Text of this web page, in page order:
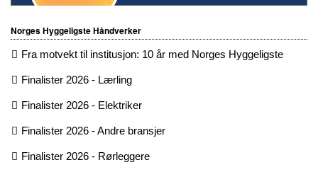
Norges Hyggeligste Håndverker
Fra motvekt til institusjon: 10 år med Norges Hyggeligste
Finalister 2026 - Lærling
Finalister 2026 - Elektriker
Finalister 2026 - Andre bransjer
Finalister 2026 - Rørleggere